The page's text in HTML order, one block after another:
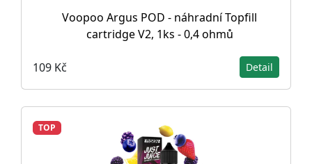
Voopoo Argus POD - náhradní Topfill
cartridge V2, 1ks - 0,4 ohmů
109 Kč Detail
TOP